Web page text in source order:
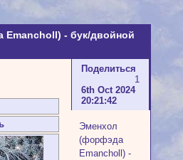
- бук/двойной
Поделиться
1
6th Oct 2024
20:21:42
Эменхол
(форфэда
Emancholl) -